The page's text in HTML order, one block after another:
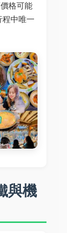
格可能
中唯一
與機